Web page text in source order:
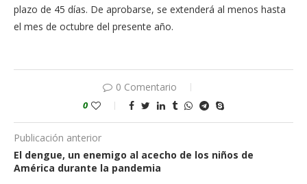
plazo de 45 días. De aprobarse, se extenderá al menos hasta
el mes de octubre del presente año.
0 Comentario
0
Publicación anterior
El dengue, un enemigo al acecho de los niños de
América durante la pandemia